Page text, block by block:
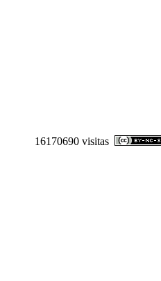
16170690 visitas